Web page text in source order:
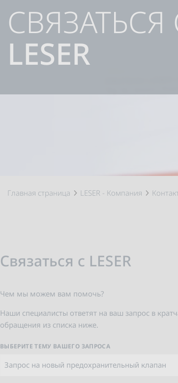
СВЯЗАТЬСЯ
LESER
Главная страница LESER - Компания
Связаться с LESER
Чем мы можем вам помочь?
Наши специалисты ответят на ваш запрос в
обращения из списка ниже.
ВЫБЕРИТЕ ТЕМУ ВАШЕГО ЗАПРОСА